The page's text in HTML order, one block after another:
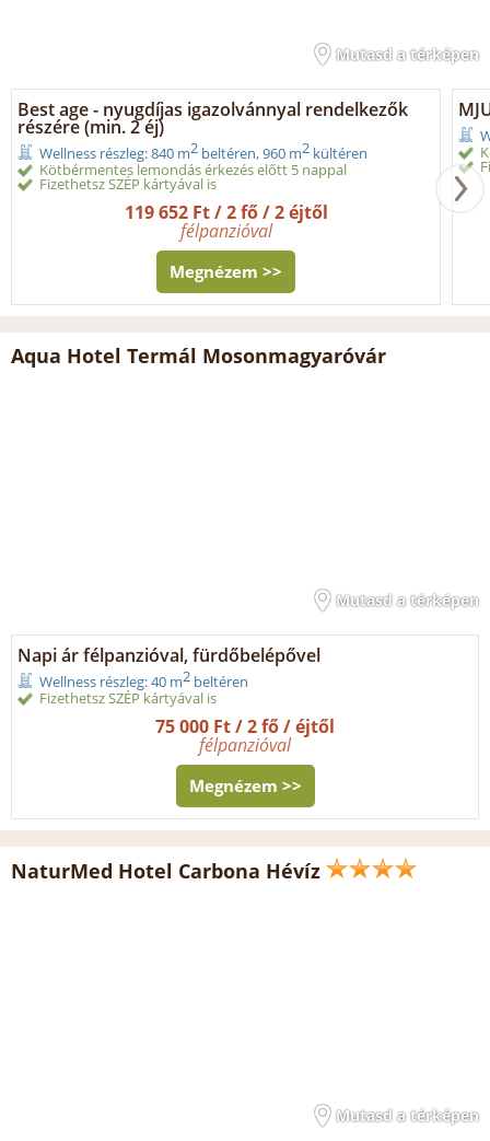
Mutasd a térképen
Best age - nyugdíjas igazolvánnyal rendelkezők
részére (min. 2 éj)
Wellness részleg: 840 m2 beltéren, 960 m2 kültéren
Kötbérmentes lemondás érkezés előtt 5 nappal
Fizethetsz SZÉP kártyával is
119 652 Ft / 2 fő / 2 éjtől
félpanzióval
Megnézem >>
Aqua Hotel Termál Mosonmagyaróvár
Mutasd a térképen
Napi ár félpanzióval, fürdőbelépővel
Wellness részleg: 40 m2 beltéren
Fizethetsz SZÉP kártyával is
75 000 Ft / 2 fő / éjtől
félpanzióval
Megnézem >>
NaturMed Hotel Carbona Hévíz
Mutasd a térképen